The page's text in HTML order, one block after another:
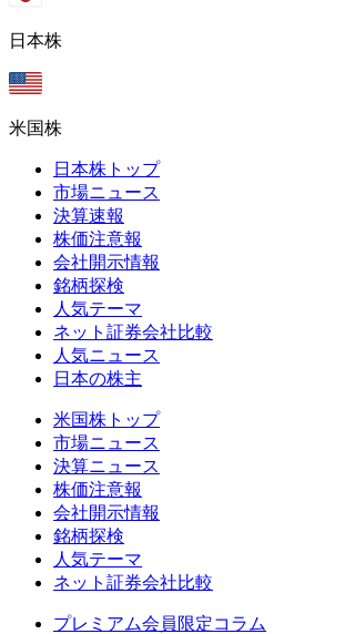
日本株
米国株
日本株トップ
市場ニュース
決算速報
株価注意報
会社開示情報
銘柄探検
人気テーマ
ネット証券会社比較
人気ニュース
日本の株主
米国株トップ
市場ニュース
決算ニュース
株価注意報
会社開示情報
銘柄探検
人気テーマ
ネット証券会社比較
プレミアム会員限定コラム